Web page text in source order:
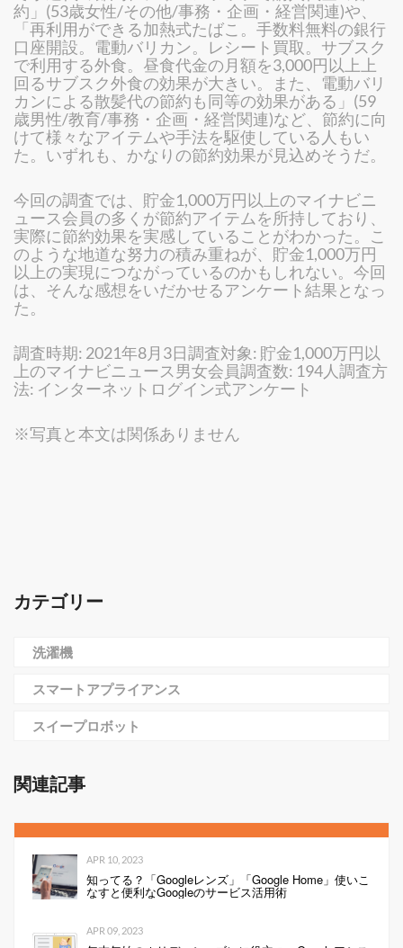
約」(53歳女性/その他/事務・企画・経営関連)や、
「再利用ができる加熱式たばこ。手数料無料の銀行
口座開設。電動バリカン。レシート買取。サブスク
で利用する外食。昼食代金の月額を3,000円以上上
回るサブスク外食の効果が大きい。また、電動バリ
カンによる散髪代の節約も同等の効果がある」(59
歳男性/教育/事務・企画・経営関連)など、節約に向
けて様々なアイテムや手法を駆使している人もい
た。いずれも、かなりの節約効果が見込めそうだ。
今回の調査では、貯金1,000万円以上のマイナビニ
ュース会員の多くが節約アイテムを所持しており、
実際に節約効果を実感していることがわかった。こ
のような地道な努力の積み重ねが、貯金1,000万円
以上の実現につながっているのかもしれない。今回
は、そんな感想をいだかせるアンケート結果となっ
た。
調査時期: 2021年8月3日調査対象: 貯金1,000万円以
上のマイナビニュース男女会員調査数: 194人調査方
法: インターネットログイン式アンケート
※写真と本文は関係ありません
カテゴリー
洗濯機
スマートアプライアンス
スイープロボット
関連記事
APR 10, 2023
知ってる？「Googleレンズ」「Google Home」使いこ
なすと便利なGoogleのサービス活用術
APR 09, 2023